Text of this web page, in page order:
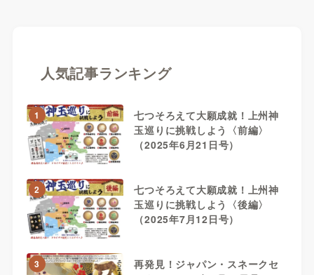
人気記事ランキング
1
七つそろえて大願成就！上州神
玉巡りに挑戦しよう〈前編〉
（2025年6月21日号）
2
七つそろえて大願成就！上州神
玉巡りに挑戦しよう〈後編〉
（2025年7月12日号）
3
再発見！ジャパン・スネークセ